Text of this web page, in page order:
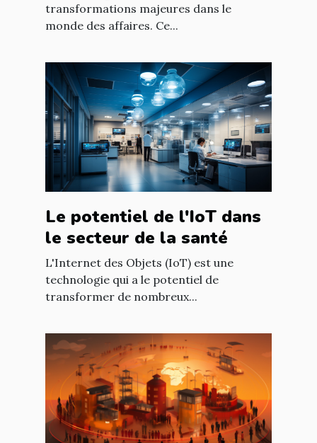
transformations majeures dans le
monde des affaires. Ce...
Le potentiel de l'IoT dans
le secteur de la santé
L'Internet des Objets (IoT) est une
technologie qui a le potentiel de
transformer de nombreux...